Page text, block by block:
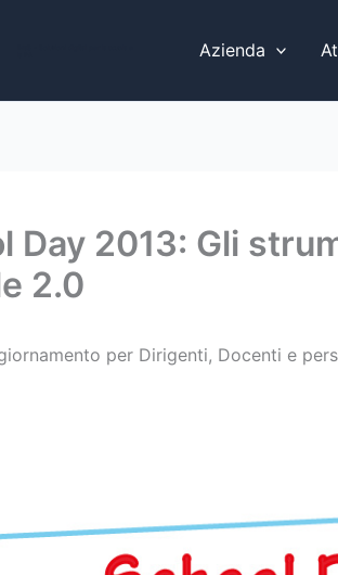
Azienda
Day 2013: Gli
2.0
per Dirigenti, Docenti e